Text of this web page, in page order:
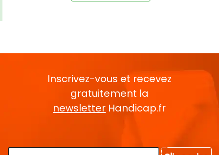
Inscrivez-vous et recevez
gratuitement la
newsletter Handicap.fr